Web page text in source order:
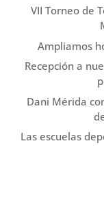
VII Torneo de
Ampliamos
Recepción a
Dani Mérida
Las escuelas